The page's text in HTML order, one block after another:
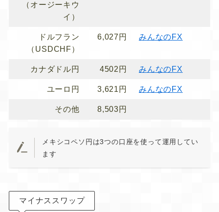
（オージーキウ
イ）
ドルフラン
（USDCHF）
6,027円 みんなのFX
カナダドル円 4502円 みんなのFX
ユーロ円 3,621円 みんなのFX
その他 8,503円
メキシコペソ円は3つの口座を使って運用してい
ます
マイナススワップ